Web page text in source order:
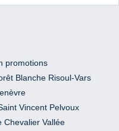
promotions
Blanche Risoul-Vars
Vincent Pelvoux
Chevalier Vallée